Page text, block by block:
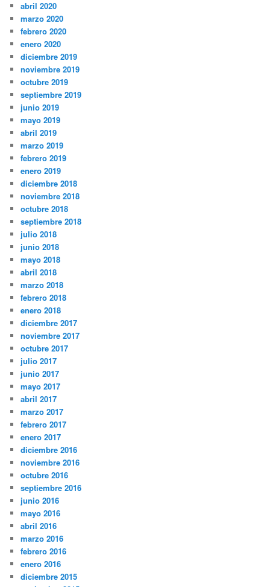
abril 2020
marzo 2020
febrero 2020
enero 2020
diciembre 2019
noviembre 2019
octubre 2019
septiembre 2019
junio 2019
mayo 2019
abril 2019
marzo 2019
febrero 2019
enero 2019
diciembre 2018
noviembre 2018
octubre 2018
septiembre 2018
julio 2018
junio 2018
mayo 2018
abril 2018
marzo 2018
febrero 2018
enero 2018
diciembre 2017
noviembre 2017
octubre 2017
julio 2017
junio 2017
mayo 2017
abril 2017
marzo 2017
febrero 2017
enero 2017
diciembre 2016
noviembre 2016
octubre 2016
septiembre 2016
junio 2016
mayo 2016
abril 2016
marzo 2016
febrero 2016
enero 2016
diciembre 2015